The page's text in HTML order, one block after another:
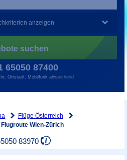
anzeigen
suchen
65050 87400
Ortstarif, Mobilfunk abweichend
Flüge Österreich
Flugroute Wien-Zürich
83970